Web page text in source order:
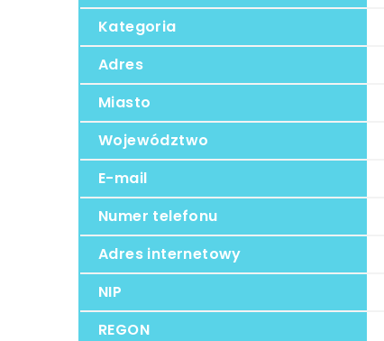
Kategoria
Adres
Miasto
Województwo
E-mail
Numer telefonu
Adres internetowy
NIP
REGON